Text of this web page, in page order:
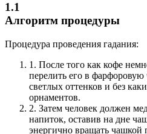
1.1
Алгоритм процедуры
Процедура проведения гадания:
1. После того как кофе
перелить его в
светлых оттенков и без
орнаментов.
2. Затем человек должен
напиток, оставив на дне
энергично вращать чашкой